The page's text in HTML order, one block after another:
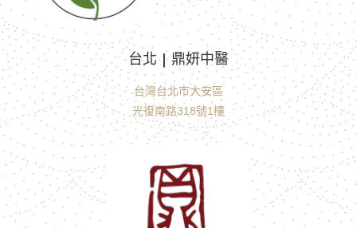
台北 | 鼎妍中醫
台灣台北市大安區
光復南路318號1樓